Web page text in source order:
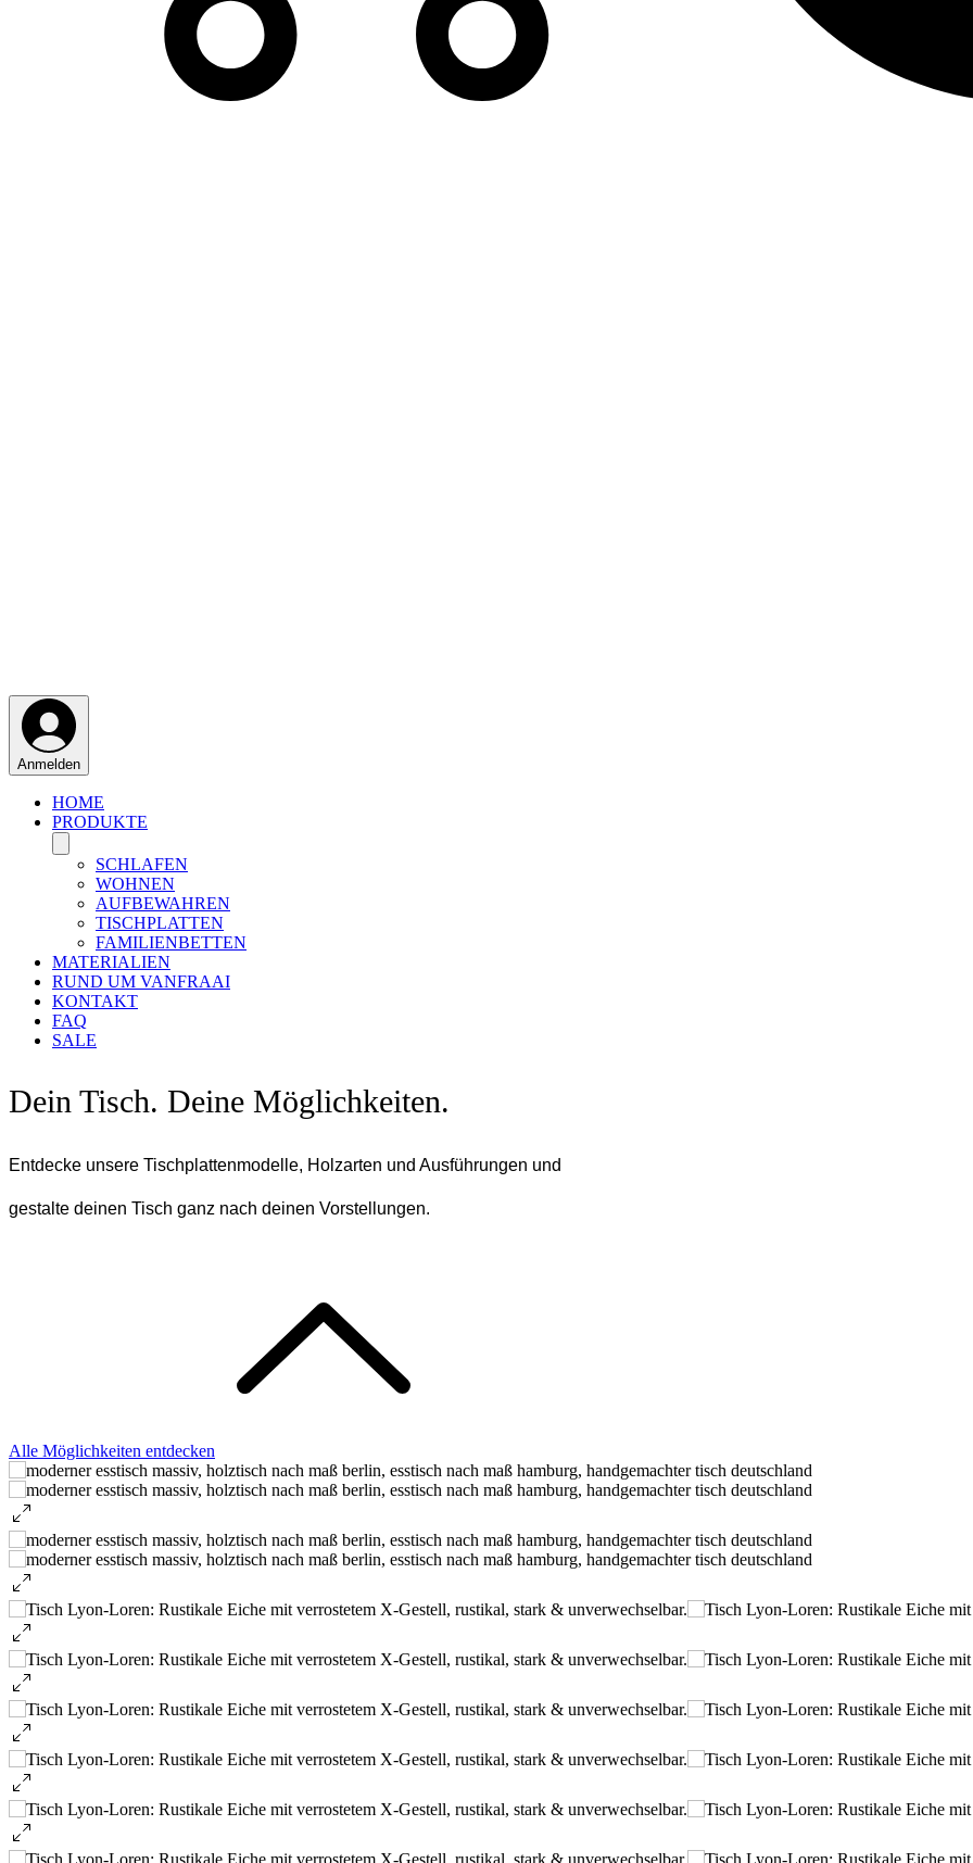
Anmelden
HOME
PRODUKTE
SCHLAFEN
WOHNEN
AUFBEWAHREN
TISCHPLATTEN
FAMILIENBETTEN
MATERIALIEN
RUND UM VANFRAAI
KONTAKT
FAQ
SALE
Dein Tisch. Deine Möglichkeiten.
Entdecke unsere Tischplattenmodelle, Holzarten und Ausführungen und
gestalte deinen Tisch ganz nach deinen Vorstellungen.
Alle Möglichkeiten entdecken